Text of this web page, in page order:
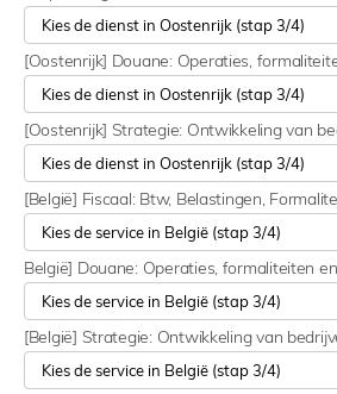
[Oostenrijk] Douane: Operaties,
[Oostenrijk] Strategie: Ontwikkeling van
[België] Fiscaal: Btw, Belastingen,
België] Douane: Operaties, formaliteiten
[België] Strategie: Ontwikkeling van